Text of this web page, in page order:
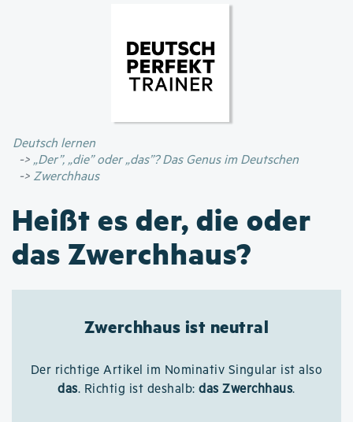
Inhalt
Deutsch lernen
„Der”, „die” oder „das”? Das Genus im Deutschen
Zwerchhaus
Heißt es der, die oder
das Zwerchhaus?
Zwerchhaus ist neutral
Der richtige Artikel im Nominativ Singular ist also
das. Richtig ist deshalb:das Zwerchhaus.